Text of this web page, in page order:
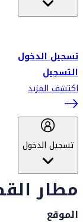
تسجيل الدخول
التسجيل
اكتشف المزيد
تسجيل الدخول
مطار
الموقع